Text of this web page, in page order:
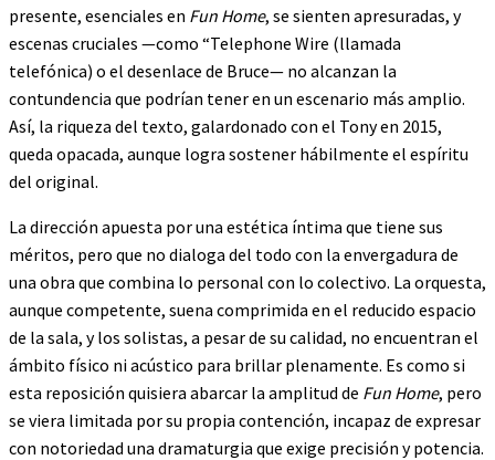
presente, esenciales en Fun Home, se sienten apresuradas, y
escenas cruciales —como “Telephone Wire (llamada
telefónica) o el desenlace de Bruce— no alcanzan la
contundencia que podrían tener en un escenario más amplio.
Así, la riqueza del texto, galardonado con el Tony en 2015,
queda opacada, aunque logra sostener hábilmente el espíritu
del original.
La dirección apuesta por una estética íntima que tiene sus
méritos, pero que no dialoga del todo con la envergadura de
una obra que combina lo personal con lo colectivo. La orquesta,
aunque competente, suena comprimida en el reducido espacio
de la sala, y los solistas, a pesar de su calidad, no encuentran el
ámbito físico ni acústico para brillar plenamente. Es como si
esta reposición quisiera abarcar la amplitud de Fun Home, pero
se viera limitada por su propia contención, incapaz de expresar
con notoriedad una dramaturgia que exige precisión y potencia.